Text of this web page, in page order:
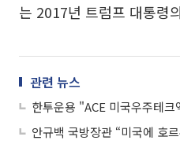
는 2017년 트럼프 대통령
관련 뉴스